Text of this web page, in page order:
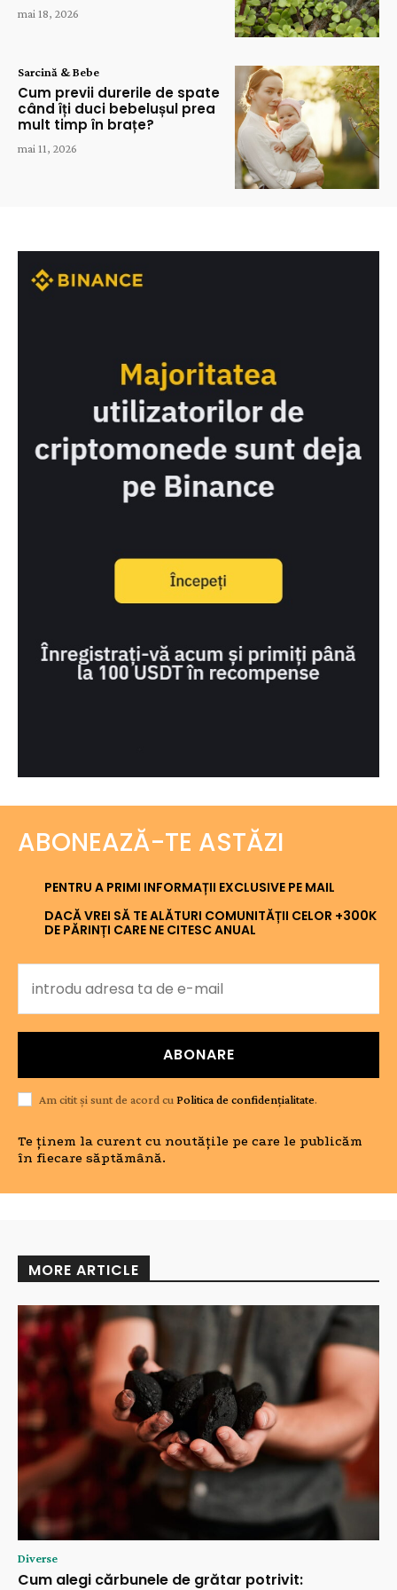
mai 18, 2026
Sarcină & Bebe
Cum previi durerile de spate
când îți duci bebelușul prea
mult timp în brațe?
mai 11, 2026
ABONEAZĂ-TE ASTĂZI
PENTRU A PRIMI INFORMAȚII EXCLUSIVE PE MAIL
DACĂ VREI SĂ TE ALĂTURI COMUNITĂȚII CELOR +300K
DE PĂRINȚI CARE NE CITESC ANUAL
ABONARE
Am citit și sunt de acord cu Politica de confidențialitate.
Te ținem la curent cu noutățile pe care le publicăm
în fiecare săptămână.
MORE ARTICLE
Diverse
Cum alegi cărbunele de grătar potrivit: